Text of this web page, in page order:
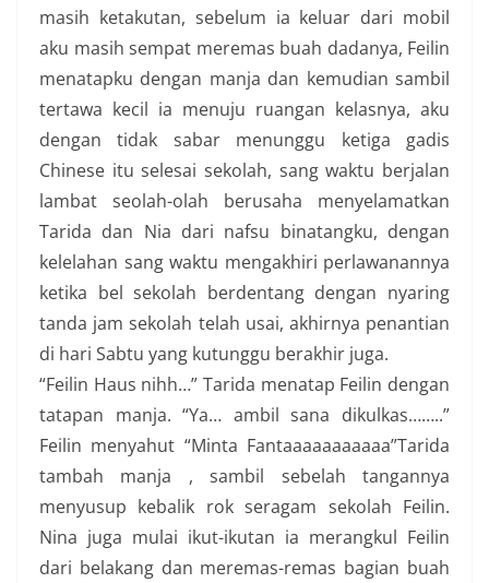
masih ketakutan, sebelum ia keluar dari mobil
aku masih sempat meremas buah dadanya, Feilin
menatapku dengan manja dan kemudian sambil
tertawa kecil ia menuju ruangan kelasnya, aku
dengan tidak sabar menunggu ketiga gadis
Chinese itu selesai sekolah, sang waktu berjalan
lambat seolah-olah berusaha menyelamatkan
Tarida dan Nia dari nafsu binatangku, dengan
kelelahan sang waktu mengakhiri perlawanannya
ketika bel sekolah berdentang dengan nyaring
tanda jam sekolah telah usai, akhirnya penantian
di hari Sabtu yang kutunggu berakhir juga.
“Feilin Haus nihh…” Tarida menatap Feilin dengan
tatapan manja. “Ya… ambil sana dikulkas……..”
Feilin menyahut “Minta Fantaaaaaaaaaaa”Tarida
tambah manja , sambil sebelah tangannya
menyusup kebalik rok seragam sekolah Feilin.
Nina juga mulai ikut-ikutan ia merangkul Feilin
dari belakang dan meremas-remas bagian buah